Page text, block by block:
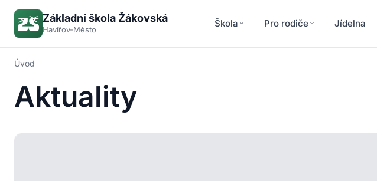
Základní škola Žákovská
Havířov-Město
Škola Pro rodiče Jídelna
Úvod
Aktuality